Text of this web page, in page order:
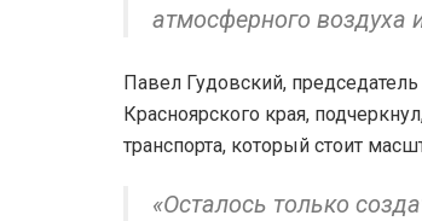
атмосферного воздуха
Павел Гудовский,
Красноярского края,
транспорта, который стоит
«Осталось только